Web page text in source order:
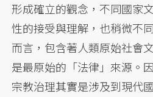
形成確立的觀念，不同國家
性的接受與理解，也稍微不
而言，包含著人類原始社會
是最原始的「法律」來源。
宗教治理其實是涉及到現代